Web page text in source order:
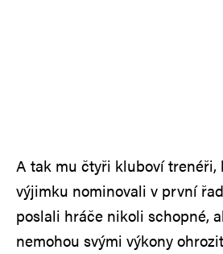
A tak mu čtyři kluboví trenéři,
výjimku nominovali v první
poslali hráče nikoli schopné,
nemohou svými výkony